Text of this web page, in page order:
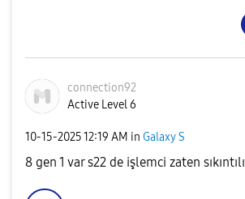
connection92
Active Level 6
‎10-15-202512:19 AM in Galaxy S
8 gen 1 var s22 de işlemci zaten sıkıntılı